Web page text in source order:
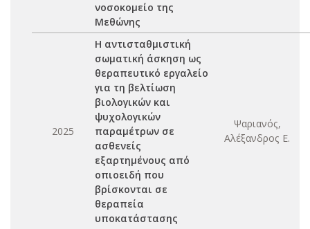
νοσοκομείο της
Μεθώνης
2025
Η αντισταθμιστική
σωματική άσκηση ως
θεραπευτικό εργαλείο
για τη βελτίωση
βιολογικών και
ψυχολογικών
παραμέτρων σε
ασθενείς
εξαρτημένους από
οπιοειδή που
βρίσκονται σε
θεραπεία
υποκατάστασης
Ψαριανός,
Αλέξανδρος Ε.